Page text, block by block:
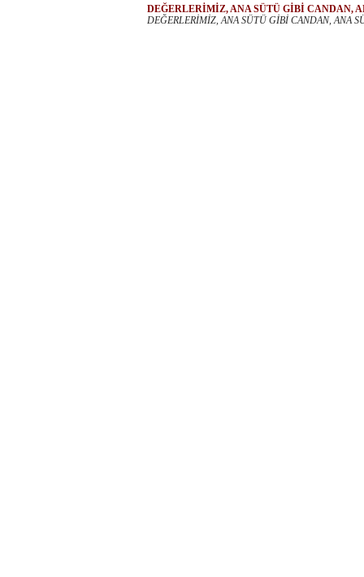
DEĞERLERİMİZ, ANA SÜTÜ GİBİ CANDAN,
DEĞERLERİMİZ, ANA SÜTÜ GİBİ CANDAN, ANA